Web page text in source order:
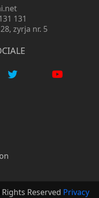
131
zyrja nr. 5
Reserved Privacy